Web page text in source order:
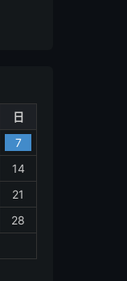
日
7
14
21
28